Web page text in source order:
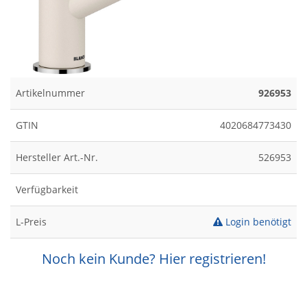
Artikelnummer 926953
GTIN 4020684773430
Hersteller Art.-Nr. 526953
Verfügbarkeit
L-Preis Login benötigt
Noch kein Kunde? Hier registrieren!